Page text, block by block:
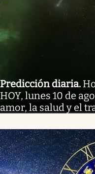
Predicción diaria.
HOY, lunes 10 de
amor, la salud y el